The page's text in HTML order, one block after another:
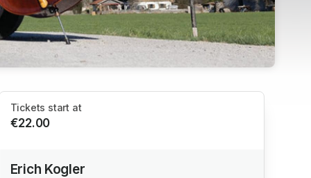
Tickets start at
€22.00
Erich Kogler